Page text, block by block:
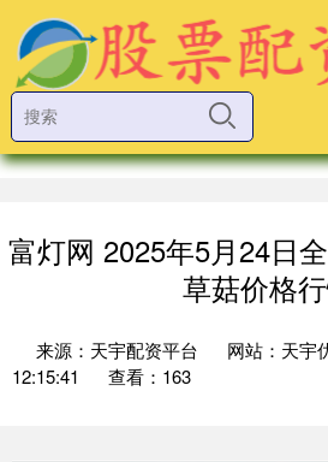
富灯网 2025年5月24日
草菇价格
来源：天宇配资平台 网站：天宇
12:15:41
查看：163